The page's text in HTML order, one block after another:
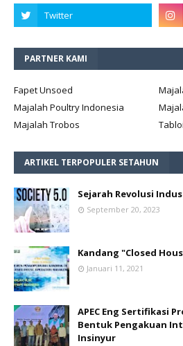
PARTNER KAMI
Fapet Unsoed
Majalah Poultry Indonesia
Majalah Trobos
ARTIKEL TERPOPULER SETAHUN
Sejarah Revolusi
September 20, 2023
Kandang "Closed
Januari 11, 2021
APEC Eng Sertifikasi
Bentuk Pengakuan
Insinyur